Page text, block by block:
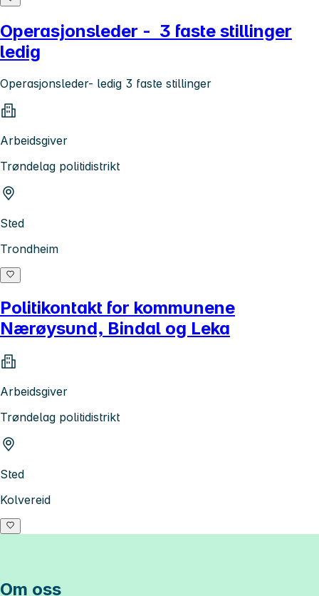
Operasjonsleder - 3 faste stillinger
ledig
Operasjonsleder- ledig 3 faste stillinger
Arbeidsgiver
Trøndelag politidistrikt
Sted
Trondheim
Politikontakt for kommunene
Nærøysund, Bindal og Leka
Arbeidsgiver
Trøndelag politidistrikt
Sted
Kolvereid
Om oss